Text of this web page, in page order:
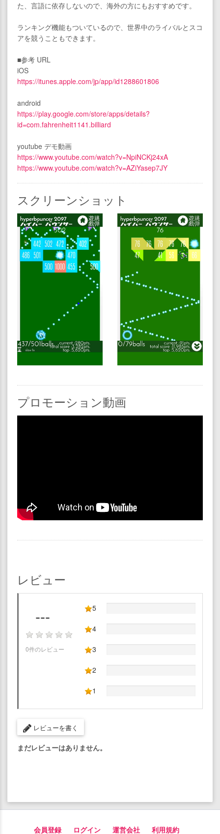
た、言語に依存しないので、海外の方にもおすすめです。
ランキング機能もついているので、世界中のライバルとスコ
アを競うこともできます。
■参考 URL
iOS
https://itunes.apple.com/jp/app/id1288601806
android
https://play.google.com/store/apps/details?
id=com.fahrenheit1141.billiard
youtube デモ動画
https://www.youtube.com/watch?v=NpiNCKj24xA
https://www.youtube.com/watch?v=AZiYasep7JY
スクリーンショット
プロモーション動画
レビュー
---
0件のレビュー
5
4
3
2
1
レビューを書く
まだレビューはありません。
会員登録 ログイン 運営会社 利用規約